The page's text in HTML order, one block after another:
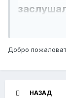
Добро
НАЗАД